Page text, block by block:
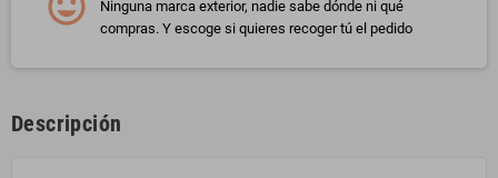
Ninguna marca exterior, nadie sabe dónde ni qué
compras. Y escoge si quieres recoger tú el pedido
Descripción